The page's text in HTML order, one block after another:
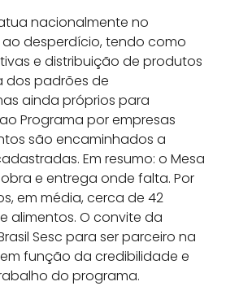
nacionalmente no
desperdício, tendo como
e distribuição de produtos
dos padrões de
ainda próprios para
Programa por empresas
são encaminhados a
Em resumo: o Mesa
e entrega onde falta. Por
em média, cerca de 42
alimentos. O convite da
Sesc para ser parceiro na
função da credibilidade e
do programa.